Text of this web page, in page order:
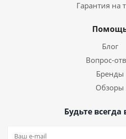
Гарантия на
Блог
Вопрос-
Бренды
Обзоры
Будьте всегда